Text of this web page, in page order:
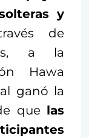
y
de
a la
Hawa
ganó la
que las